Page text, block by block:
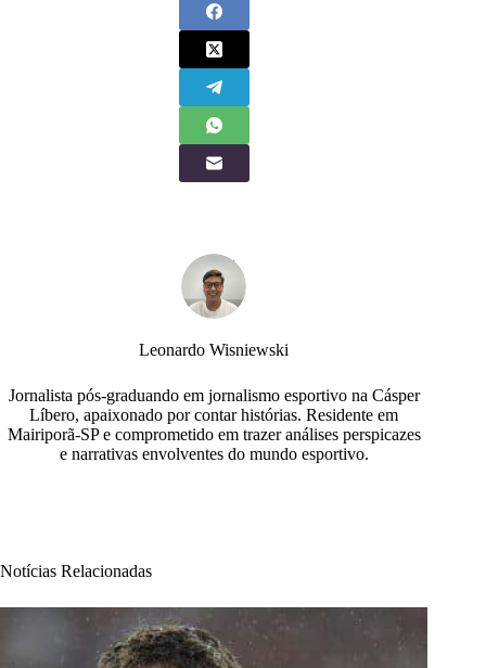
Leonardo Wisniewski
Jornalista pós-graduando em jornalismo esportivo na Cásper
Líbero, apaixonado por contar histórias. Residente em
Mairiporã-SP e comprometido em trazer análises perspicazes
e narrativas envolventes do mundo esportivo.
Notícias Relacionadas